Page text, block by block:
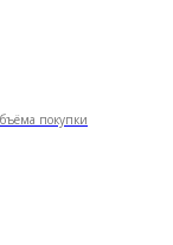
покупки